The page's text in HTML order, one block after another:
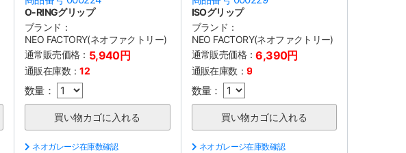
O-RINGグリップ
ブランド：
NEO FACTORY(ネオファクトリー)
通常販売価格： 5,940円
通販在庫数：12
数量：
ネオガレージ在庫数確認
ISOグリップ
ブランド：
NEO FACTORY(ネオファクトリー)
通常販売価格：6,390円
通販在庫数： 9
数量：
ネオガレージ在庫数確認